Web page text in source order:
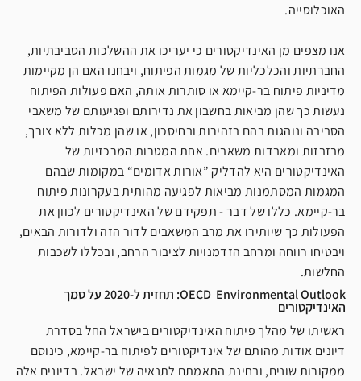
האוכלוסייה.
אנו מצפים מן האינדיקטורים כי יעריכו את ההשלכות הסביבתיות,
החברתיות והכלכליות של מגמות הפיתוח, ויבחנו האם הן מקיימות
מדיניות פיתוח בר-קיימא או סותרות אותה, האם פעולות הפיתוח
נעשות כך שהן מביאות בחשבון את נדירותם ופגיעותם של משאבי
הסביבה ונוהגות בהם בזהירות ובחיסכון, או שהן מכלות ללא צורך,
מבזבזות ומאבדות משאבים. אחת המטרות המרכזיות של
האינדיקטורים היא להדליק ”אורות אדומים“ במקומות שבהם
המגמות המסתמנות מביאות לפגיעה מהותית בעקרונות פיתוח
בר-קיימא. כללו של דבר - תפקידם של האינדיקטורים לכוון את
הפעולות כך שיותירו את מרב המשאבים לדור הזה ולדורות הבאים,
ויבטיחו רווחה ומרחב הזדמנויות לציבור הרחב, ובכללו לשכבות
החלשות.
OECD Environmental Outlook: תחזית ל-2020 על סמך
האינדיקטורים
ראשיתו של מהלך פיתוח האינדיקטורים בישראל החל בסדרת
דיונים אודות מהותם של אינדיקטורים לפיתוח בר-קיימא, כינוסם
ממקורות שונים, ובחינת התאמתם לתנאיה של ישראל. בדיונים אלה